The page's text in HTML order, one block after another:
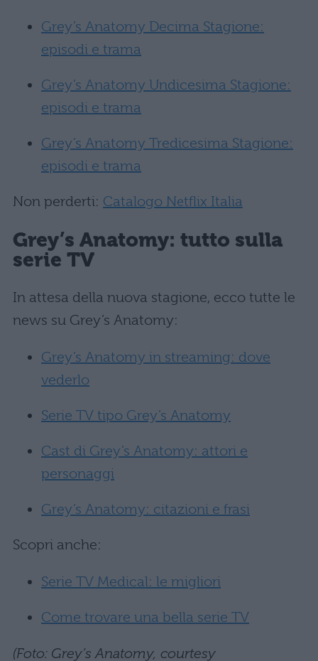
Grey’s Anatomy Decima Stagione:
episodi e trama
Grey’s Anatomy Undicesima Stagione:
episodi e trama
Grey’s Anatomy Tredicesima Stagione:
episodi e trama
Non perderti: Catalogo Netflix Italia
Grey’s Anatomy: tutto sulla
serie TV
In attesa della nuova stagione, ecco tutte le
news su Grey’s Anatomy:
Grey’s Anatomy in streaming: dove
vederlo
Serie TV tipo Grey’s Anatomy
Cast di Grey’s Anatomy: attori e
personaggi
Grey’s Anatomy: citazioni e frasi
Scopri anche:
Serie TV Medical: le migliori
Come trovare una bella serie TV
(Foto: Grey’s Anatomy, courtesy